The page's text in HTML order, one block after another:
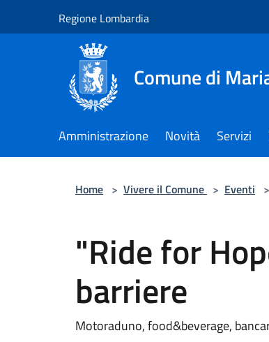
Regione Lombardia
Comune di
Amministrazione Novità Servizi
Home > Vivere il Comune > Eventi >
"Ride for
barriere
Motoraduno, food&beverage,